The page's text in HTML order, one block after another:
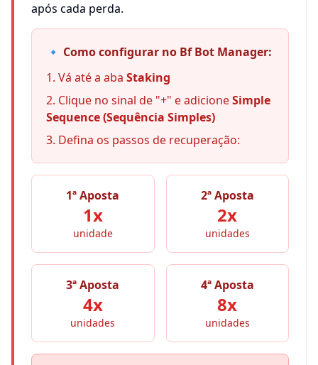
após cada perda.
🔹 Como configurar no Bf Bot Manager:
Vá até a aba Staking
Clique no sinal de "+" e adicioneSimple
Sequence (Sequência Simples)
Defina os passos de recuperação:
1ª Aposta
1x
unidade
2ª Aposta
2x
unidades
3ª Aposta
4x
unidades
4ª Aposta
8x
unidades